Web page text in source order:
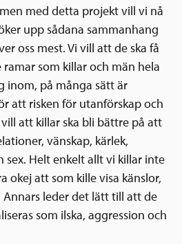
med detta projekt vill vi nå
upp sådana sammanhang
oss mest. Vi vill att de ska få
som killar och män hela
inom, på många sätt är
att risken för utanförskap och
vill att killar ska bli bättre på att
vänskap, kärlek,
sex. Helt enkelt allt vi killar inte
okej att som kille visa känslor,
Annars leder det lätt till att de
som ilska, aggression och